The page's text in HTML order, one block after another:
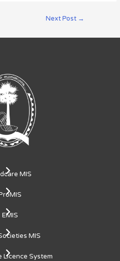
Next Post →
MIS
EMIS
MIS
Licence System